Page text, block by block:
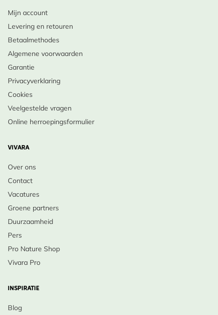
Mijn account
Levering en retouren
Betaalmethodes
Algemene voorwaarden
Garantie
Privacyverklaring
Cookies
Veelgestelde vragen
Online herroepingsformulier
VIVARA
Over ons
Contact
Vacatures
Groene partners
Duurzaamheid
Pers
Pro Nature Shop
Vivara Pro
INSPIRATIE
Blog